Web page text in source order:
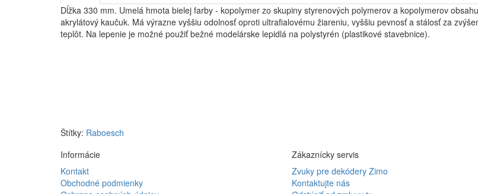
Dĺžka 330 mm. Umelá hmota bielej farby - kopolymer zo skupiny styrenových polymerov a kopolymerov
akrylátový kaučuk. Má výrazne vyššiu odolnosť oproti ultrafialovému žiareniu, vyššiu pevnosť a stálosť za
teplôt. Na lepenie je možné použiť bežné modelárske lepidlá na polystyrén (plastikové stavebnice).
Štítky: Raboesch
Informácie
Kontakt
Obchodné podmienky
Zákaznícky servis
Zvuky pre dekódery Zimo
Kontaktujte nás